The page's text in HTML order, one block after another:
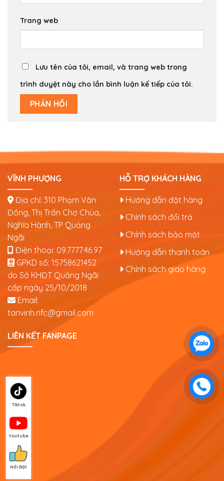
Trang web
Lưu tên của tôi, email, và trang web trong
trình duyệt này cho lần bình luận kế tiếp của tôi.
Tiktok
Youtube
Nổi Bật
VĨNH PHƯỢNG
Địa chỉ: 310 Phạm Văn
Đồng, Thị Trấn Chợ Chùa,
Nghĩa Hành, TP Quảng
Ngãi
Điện thoại: 09.7777.46.97
GPKD số: 15758621452
do Sở KHĐT Quảng Ngãi
cấp ngày 25/10/2018
Email:
tanvinh.nfc@gmail.com
HỖ TRỢ KHÁCH HÀNG
Hướng dẫn đặt hàng
Chính sách đổi trả
Chính sách bảo mật
Hướng dẫn thanh toán
Chính sách giao hàng
LIÊN KẾT FANPAGE